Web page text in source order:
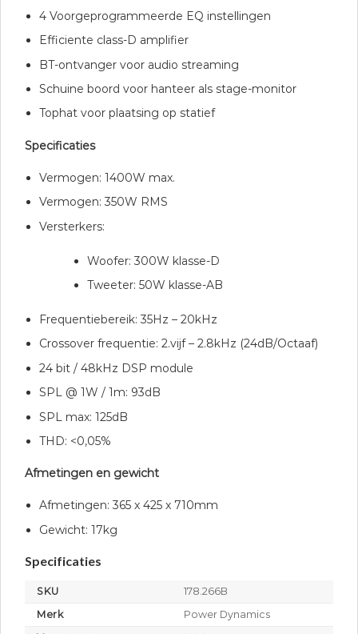
4 Voorgeprogrammeerde EQ instellingen
Efficiente class-D amplifier
BT-ontvanger voor audio streaming
Schuine boord voor hanteer als stage-monitor
Tophat voor plaatsing op statief
Specificaties
Vermogen: 1400W max.
Vermogen: 350W RMS
Versterkers:
Woofer: 300W klasse-D
Tweeter: 50W klasse-AB
Frequentiebereik: 35Hz – 20kHz
Crossover frequentie: 2.vijf – 2.8kHz (24dB/Octaaf)
24 bit / 48kHz DSP module
SPL @ 1W / 1m: 93dB
SPL max: 125dB
THD: <0,05%
Afmetingen en gewicht
Afmetingen: 365 x 425 x 710mm
Gewicht: 17kg
Specificaties
SKU
178.266B
Merk
Power Dynamics